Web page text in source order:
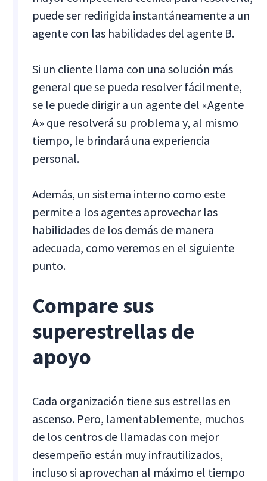
puede ser redirigida instantáneamente a un
agente con las habilidades del agente B.
Si un cliente llama con una solución más
general que se pueda resolver fácilmente,
se le puede dirigir a un agente del «Agente
A» que resolverá su problema y, al mismo
tiempo, le brindará una experiencia
personal.
Además, un sistema interno como este
permite a los agentes aprovechar las
habilidades de los demás de manera
adecuada, como veremos en el siguiente
punto.
Compare sus
superestrellas de
apoyo
Cada organización tiene sus estrellas en
ascenso. Pero, lamentablemente, muchos
de los centros de llamadas con mejor
desempeño están muy infrautilizados,
incluso si aprovechan al máximo el tiempo